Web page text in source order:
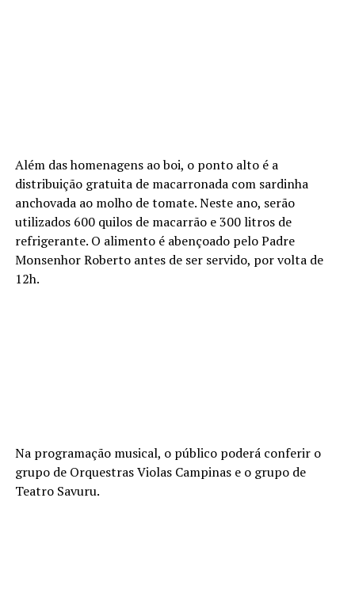
Além das homenagens ao boi, o ponto alto é a
distribuição gratuita de macarronada com sardinha
anchovada ao molho de tomate. Neste ano, serão
utilizados 600 quilos de macarrão e 300 litros de
refrigerante. O alimento é abençoado pelo Padre
Monsenhor Roberto antes de ser servido, por volta de
12h.
Na programação musical, o público poderá conferir o
grupo de Orquestras Violas Campinas e o grupo de
Teatro Savuru.